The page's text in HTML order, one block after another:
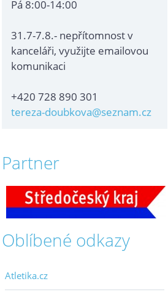
Pá 8:00-14:00
31.7-7.8.- nepřítomnost v
kanceláři, využijte emailovou
komunikaci
+420 728 890 301
tereza-doubkova@seznam.cz
Partner
Oblíbené odkazy
Atletika.cz